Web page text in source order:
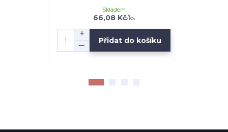
66,08 Kč/ks
Skladem
Přidat do košíku